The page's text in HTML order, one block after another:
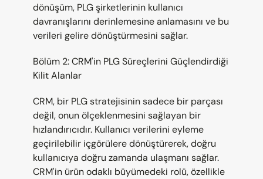
dönüşüm, PLG şirketlerinin kullanıcı
davranışlarını derinlemesine anlamasını ve bu
verileri gelire dönüştürmesini sağlar.
Bölüm 2: CRM'in PLG Süreçlerini Güçlendirdiği
Kilit Alanlar
CRM, bir PLG stratejisinin sadece bir parçası
değil, onun ölçeklenmesini sağlayan bir
hızlandırıcıdır. Kullanıcı verilerini eyleme
geçirilebilir içgörülere dönüştürerek, doğru
kullanıcıya doğru zamanda ulaşmanı sağlar.
CRM'in ürün odaklı büyümedeki rolü, özellikle